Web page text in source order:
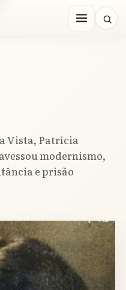
Vista, Patrícia
modernismo,
e prisão